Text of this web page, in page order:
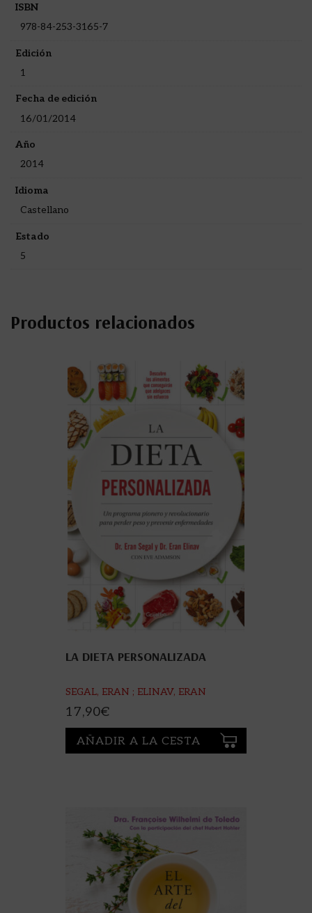
ISBN
978-84-253-3165-7
Edición
1
Fecha de edición
16/01/2014
Año
2014
Idioma
Castellano
Estado
5
Productos relacionados
LA DIETA PERSONALIZADA
SEGAL, ERAN ; ELINAV, ERAN
17,90€
AÑADIR A LA CESTA